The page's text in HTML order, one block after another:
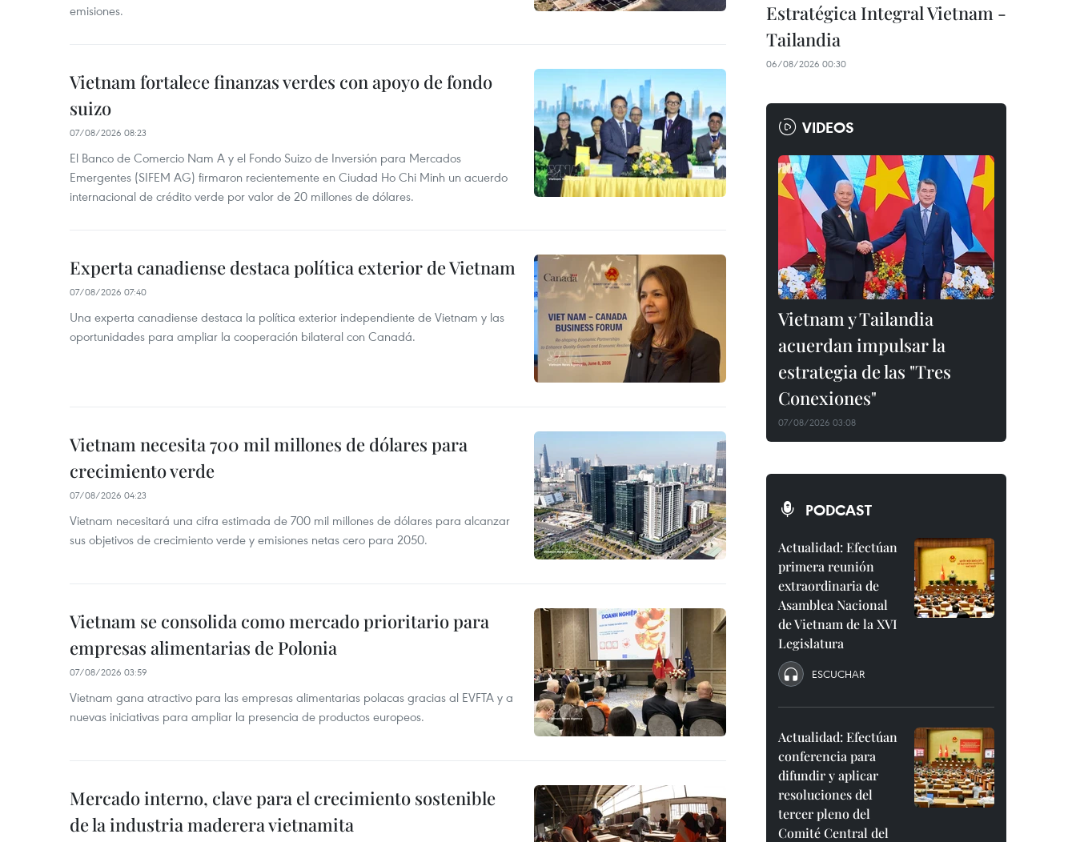
emisiones.
Vietnam fortalece finanzas verdes con apoyo de fondo
suizo
07/08/2026 08:23
El Banco de Comercio Nam A y el Fondo Suizo de Inversión para Mercados
Emergentes (SIFEM AG) firmaron recientemente en Ciudad Ho Chi Minh un acuerdo
internacional de crédito verde por valor de 20 millones de dólares.
Experta canadiense destaca política exterior de Vietnam
07/08/2026 07:40
Una experta canadiense destaca la política exterior independiente de Vietnam y las
oportunidades para ampliar la cooperación bilateral con Canadá.
Vietnam necesita 700 mil millones de dólares para
crecimiento verde
07/08/2026 04:23
Vietnam necesitará una cifra estimada de 700 mil millones de dólares para alcanzar
sus objetivos de crecimiento verde y emisiones netas cero para 2050.
Vietnam se consolida como mercado prioritario para
empresas alimentarias de Polonia
07/08/2026 03:59
Vietnam gana atractivo para las empresas alimentarias polacas gracias al EVFTA y a
nuevas iniciativas para ampliar la presencia de productos europeos.
Mercado interno, clave para el crecimiento sostenible
de la industria maderera vietnamita
Estratégica Integral Vietnam -
Tailandia
06/08/2026 00:30
VIDEOS
Vietnam y Tailandia
acuerdan impulsar la
estrategia de las "Tres
Conexiones"
07/08/2026 03:08
PODCAST
Actualidad: Efectúan
primera reunión
extraordinaria de
Asamblea Nacional
de Vietnam de la XVI
Legislatura
ESCUCHAR
Actualidad: Efectúan
conferencia para
difundir y aplicar
resoluciones del
tercer pleno del
Comité Central del